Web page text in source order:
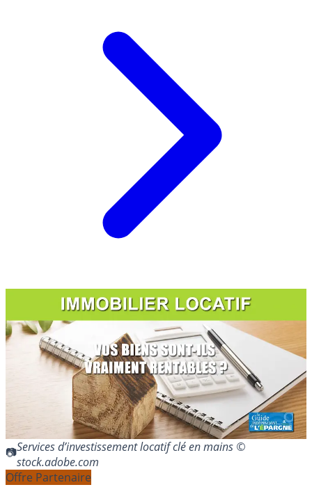
Services d’investissement locatif clé en mains ©
stock.adobe.com
Offre Partenaire